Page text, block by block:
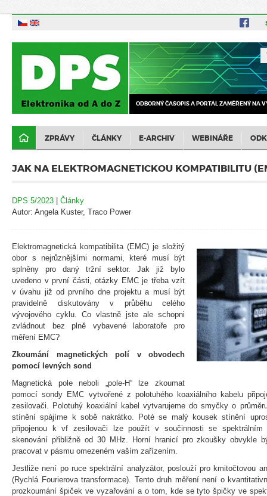
ODBORNÝ ČASOPIS A PORTÁL ZAMĚŘENÝ NA
ZPRÁVY ČLÁNKY E-ARCHIV WEBINÁŘE
JAK NA ELEKTROMAGNETICKOU KOMPATIBILITU
DPS 5/2023 | Články
Autor: Angela Kuster, Traco Power
Elektromagnetická kompatibilita (EMC) je složitý
obor s nejrůznějšími normami, které musí být
splněny pro daný tržní sektor. Jak již bylo
uvedeno v první části, otázky EMC je třeba vzít
v úvahu již od prvního dne projektu a musí být
pravidelně diskutovány v průběhu celého
vývojového cyklu. Co vlastně jste ale schopni
zvládnout bez plně vybavené laboratoře pro
měření EMC?
Zkoumání magnetických polí v obvodech
pomocí levných sond
Magnetická pole neboli „pole-H“ lze zkoumat
pomocí sondy EMC vytvořené z polotuhého koaxiálního kabelu
zesilovači. Polotuhý koaxiální kabel vytvarujeme do smyčky o
stínění spájíme k sobě nakrátko. Poté se malý kousek stínění
připojenou k vf zesilovači lze použít v součinnosti se spektrálním
skenování přibližně od 30 MHz. Horní hranicí pro zkoušky obvykle
pracovat v pásmu omezeném vaším zařízením.
Jestliže není po ruce spektrální analyzátor, poslouží pro kmitočtovou
(Rychlá Fourierova transformace). Tento druh měření není o
prozkoumání špiček ve vyzařování a o tom, kde se tyto špičky ve